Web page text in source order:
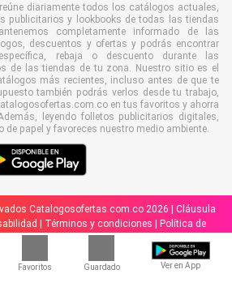
Favoritos Guardado Ver en App
diariamente todos los catálogos actuales,
publicitarios y lookbooks de todas las tiendas
completamente informado de las
descuentos y ofertas y podrás encontrar
rebaja o descuento durante las
de las tiendas de tu zona. Nuestro sitio es el
más recientes, incluso antes de que te
también podrás verlos desde tu trabajo,
en tus favoritos y ahorra
leyendo folletos publicitarios digitales,
de papel y favoreces nuestro medio ambiente.
Catalogosofertas.com.co 2026 | Cláusula
| Términos y condiciones | Política de
|Política de cookies